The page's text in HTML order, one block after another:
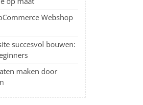
Webshop
succesvol bouwen:
maken door